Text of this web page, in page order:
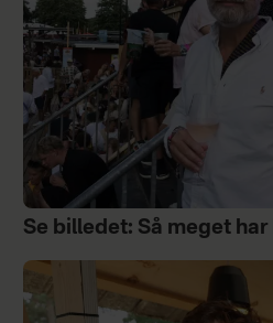
Se billedet: Så meget